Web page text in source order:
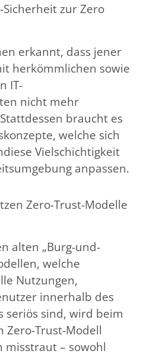
zur Zero
erkannt, dass jener
herkömmlichen sowie
IT-
nicht mehr
braucht es
welche sich
Vielschichtigkeit
anpassen.
Zero-Trust-Modelle
alten „Burg-und-
welche
Nutzungen,
innerhalb des
seriös sind, wird beim
Trust-Modell
misstraut – sowohl